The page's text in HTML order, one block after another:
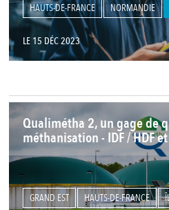
HAUTS-DE-FRANCE NORMANDIE
LE 15 DÉC 2023
Qualimétha 2, un gage de
méthanisation - IDF / HDF
GRAND EST HAUTS-DE-FRANCE